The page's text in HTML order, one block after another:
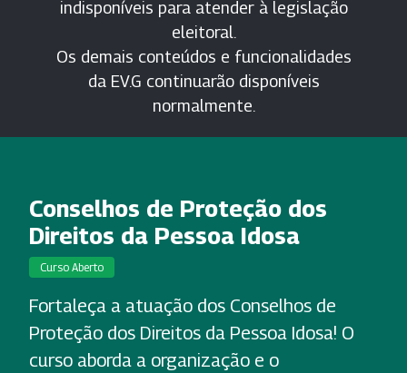
indisponíveis para atender à legislação
eleitoral.
Os demais conteúdos e funcionalidades
da EV.G continuarão disponíveis
normalmente.
Conselhos de Proteção dos
Direitos da Pessoa Idosa
Curso Aberto
Fortaleça a atuação dos Conselhos de
Proteção dos Direitos da Pessoa Idosa! O
curso aborda a organização e o